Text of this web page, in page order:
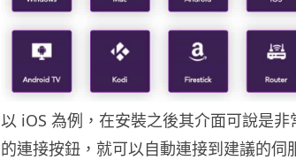
以 iOS 為例，在安裝之後其介面可說是
的連接按鈕，就可以自動連接到建議的伺